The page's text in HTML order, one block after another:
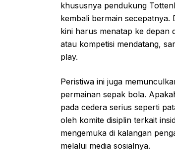
khususnya pendukung
kembali bermain secepatnya.
kini harus menatap ke depan
atau kompetisi mendatang,
play.
Peristiwa ini juga
permainan sepak bola.
pada cedera serius seperti
oleh komite disiplin terkait
mengemuka di kalangan
melalui media sosialnya.